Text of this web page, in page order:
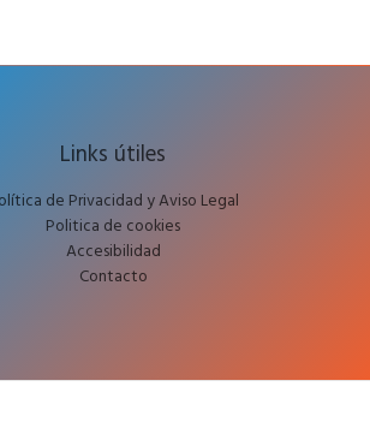
Links útiles
de Privacidad y Aviso Legal
Politica de cookies
Accesibilidad
Contacto